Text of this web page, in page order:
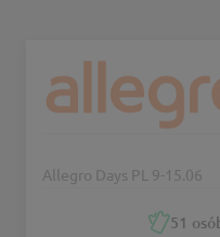
51
Allegro Days PL 9-15.06